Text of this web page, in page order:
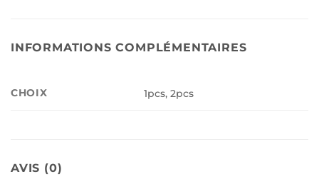
INFORMATIONS COMPLÉMENTAIRES
CHOIX 1pcs, 2pcs
AVIS (0)